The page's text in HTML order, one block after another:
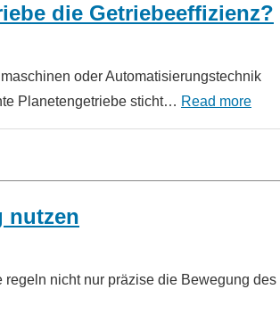
die Getriebeeffizienz?
oder Automatisierungstechnik
Planetengetriebe sticht… Read more
nutzen
nicht nur präzise die Bewegung des